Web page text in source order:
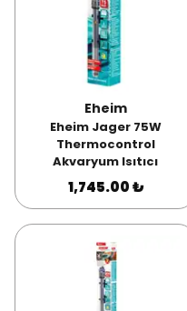
Eheim
Eheim Jager 75W
Thermocontrol
Akvaryum Isıtıcı
1,745.00 ₺